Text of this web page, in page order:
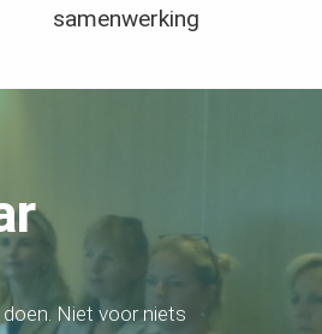
samenwerking
Niet voor niets